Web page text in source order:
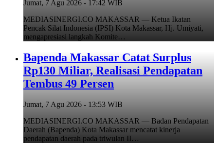
Jumat, 7 Agu 2026 - 17:42 WIB
MEDIASINERGI.CO MAKASSAR — Ketua Ikatan
Pencak Silat Indonesia (IPSI) Kota Makassar, Hj. Umiyati,
mengapresiasi langkah Komite…
Bapenda Makassar Catat Surplus
Rp130 Miliar, Realisasi Pendapatan
Tembus 49 Persen
Jumat, 7 Agu 2026 - 13:53 WIB
MEDIASINERGI.CO MAKASSAR — Badan Pendapatan
Daerah (Bapenda) Kota Makassar mencatat kinerja
pendapatan daerah pada triwulan II…